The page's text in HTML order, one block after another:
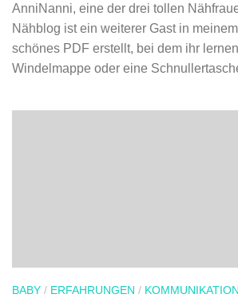
AnniNanni, eine der drei tollen
Nähblog ist ein weiterer Gast in
schönes PDF erstellt, bei dem ihr
Windelmappe oder eine
BABY / ERFAHRUNGEN / KOMMUNIKATION